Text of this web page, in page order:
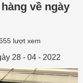
về ngày
lượt xem
28 - 04 - 2022